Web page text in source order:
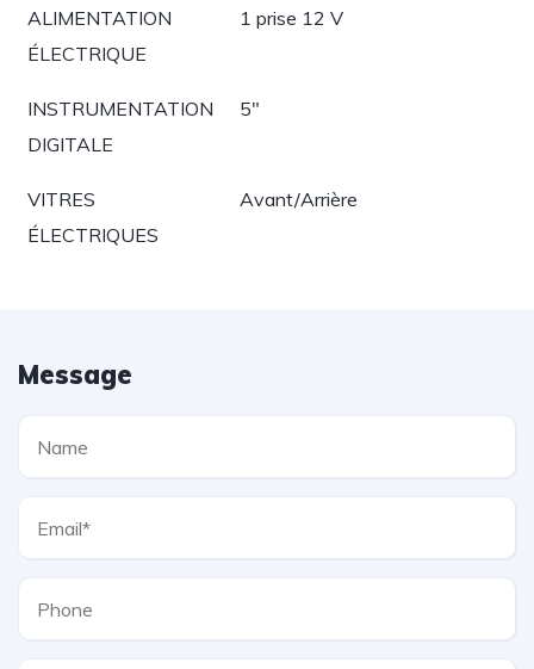
ALIMENTATION
ÉLECTRIQUE
1 prise 12 V
INSTRUMENTATION
DIGITALE
5"
VITRES
ÉLECTRIQUES
Avant/Arrière
Message